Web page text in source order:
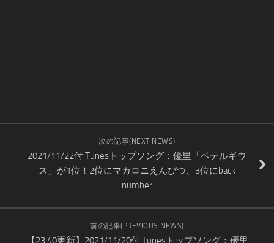
次の記事(NEXT NEWS)
2021/11/22付iTunesトップソング：優里「ベテルギウ
ス」が1位！2位にマカロニえんぴつ、3位にback
number
前の記事(PREVIOUS NEWS)
【23:40更新】2021/11/20付iTunesトップソング：優里